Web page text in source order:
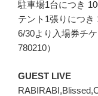
駐車場1台につき
テント1張りにつき
6/30より入場券チ
780210）
GUEST LIVE